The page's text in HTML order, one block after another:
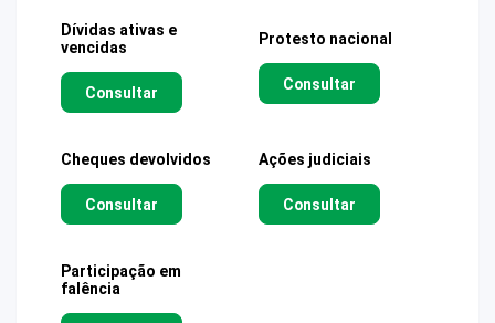
Dívidas ativas e
vencidas
Consultar
Protesto nacional
Consultar
Cheques devolvidos
Consultar
Ações judiciais
Consultar
Participação em
falência